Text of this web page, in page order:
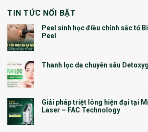
TIN TỨC NỔI BẬT
Peel sinh học điều chỉnh sắc tố
Peel
Thanh lọc da chuyên sâu
Giải pháp triệt lông hiện đại tại
Laser – FAC Technology